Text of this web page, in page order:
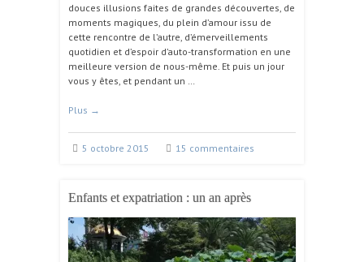
douces illusions faites de grandes découvertes, de
moments magiques, du plein d’amour issu de
cette rencontre de l’autre, d’émerveillements
quotidien et d’espoir d’auto-transformation en une
meilleure version de nous-même. Et puis un jour
vous y êtes, et pendant un …
Plus →
5 octobre 2015 15 commentaires
Enfants et expatriation : un an après